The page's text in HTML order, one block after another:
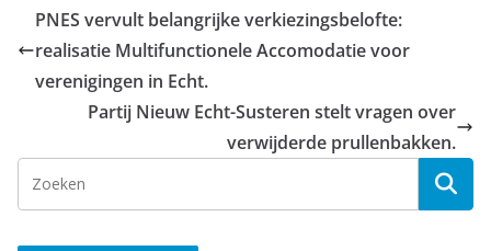
PNES vervult belangrijke verkiezingsbelofte:
realisatie Multifunctionele Accomodatie voor
verenigingen in Echt.
Partij Nieuw Echt-Susteren stelt vragen over
verwijderde prullenbakken.